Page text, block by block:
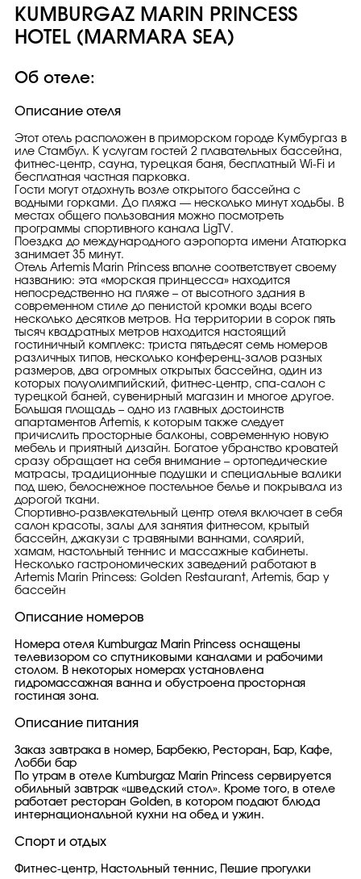
KUMBURGAZ MARIN PRINCESS
HOTEL (MARMARA SEA)
Об отеле:
Описание отеля
Этот отель расположен в приморском городе Кумбургаз в
иле Стамбул. К услугам гостей 2 плавательных бассейна,
фитнес-центр, сауна, турецкая баня, бесплатный Wi-Fi и
бесплатная частная парковка.
Гости могут отдохнуть возле открытого бассейна с
водными горками. До пляжа — несколько минут ходьбы. В
местах общего пользования можно посмотреть
программы спортивного канала LigTV.
Поездка до международного аэропорта имени Ататюрка
занимает 35 минут.
Отель Artemis Marin Princess вполне соответствует своему
названию: эта «морская принцесса» находится
непосредственно на пляже – от высотного здания в
современном стиле до пенистой кромки воды всего
несколько десятков метров. На территории в сорок пять
тысяч квадратных метров находится настоящий
гостиничный комплекс: триста пятьдесят семь номеров
различных типов, несколько конференц-залов разных
размеров, два огромных открытых бассейна, один из
которых полуолимпийский, фитнес-центр, спа-салон с
турецкой баней, сувенирный магазин и многое другое.
Большая площадь – одно из главных достоинств
апартаментов Artemis, к которым также следует
причислить просторные балконы, современную новую
мебель и приятный дизайн. Богатое убранство кроватей
сразу обращает на себя внимание – ортопедические
матрасы, традиционные подушки и специальные валики
под шею, белоснежное постельное белье и покрывала из
дорогой ткани.
Спортивно-развлекательный центр отеля включает в себя
салон красоты, залы для занятия фитнесом, крытый
бассейн, джакузи с травяными ваннами, солярий,
хамам, настольный теннис и массажные кабинеты.
Несколько гастрономических заведений работают в
Artemis Marin Princess: Golden Restaurant, Artemis, бар у
бассейн
Описание номеров
Номера отеля Kumburgaz Marin Princess оснащены
телевизором со спутниковыми каналами и рабочими
столом. В некоторых номерах установлена
гидромассажная ванна и обустроена просторная
гостиная зона.
Описание питания
Заказ завтрака в номер, Барбекю, Ресторан, Бар, Кафе,
Лобби бар
По утрам в отеле Kumburgaz Marin Princess сервируется
обильный завтрак «шведский стол». Кроме того, в отеле
работает ресторан Golden, в котором подают блюда
интернациональной кухни на обед и ужин.
Спорт и отдых
Фитнес-центр, Настольный теннис, Пешие прогулки